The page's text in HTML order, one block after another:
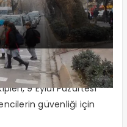
başında
9 Eylül Pazartesi
güvenliği için